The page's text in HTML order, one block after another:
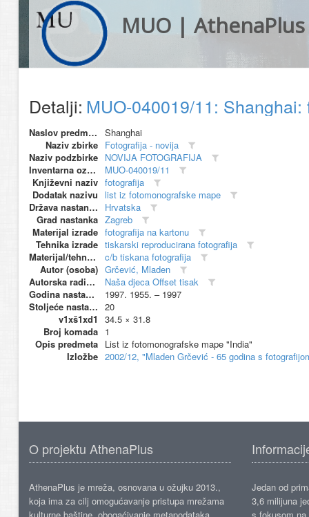
MUO | AthenaPlus
Detalji: MUO-040019/11:
Naslov predmeta
Shanghai
Naziv zbirke Fotografija - novija
Naziv podzbirke NOVIJA FOTOGRAFIJA
Inventarna oznaka
MUO-040019/11
Književni naziv fotografija
Dodatak nazivu
list iz fotomonografske mape
Država nastanka
Hrvatska
Grad nastanka Zagreb
Materijal izrade fotografija na kartonu
Tehnika izrade tiskarski reproducirana fotografija
Materijal/tehnika
c/b tiskana fotografija
Autor (osoba) Grčević, Mladen
Autorska radionica (proizvođač)
Naša djeca Offset tisak
Godina nastanka
1997. 1955. – 1997
Stoljeće nastanka 20
v1xš1xd1
34.5 × 31.8
Broj komada 1
Opis predmeta List iz fotomonografske mape "India"
Izložbe 2002/12, "Mladen Grčević - 65 godina s
O projektu AthenaPlus
AthenaPlus je mreža, osnovana u ožujku 2013.,
koja ima za cilj omogućavanje pristupa mrežama
Jedan od
3,6 milijuna